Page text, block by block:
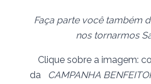
Faça parte você também
nos tornarmos
Clique sobre a imagem:
da
CAMPANHA